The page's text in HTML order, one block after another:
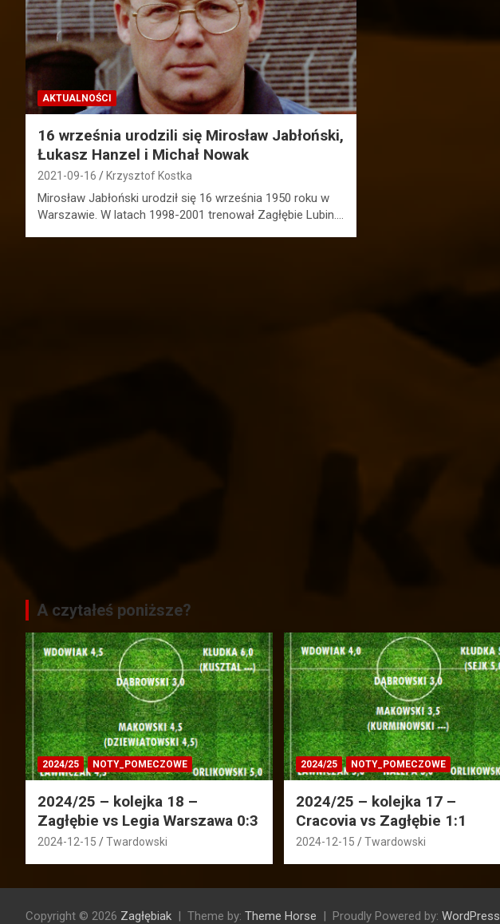
AKTUALNOŚCI
16 września urodzili się Mirosław Jabłoński,
Łukasz Hanzel i Michał Nowak
2021-09-16 Krzysztof Kostka
Mirosław Jabłoński urodził się 16 września 1950 roku w
Warszawie. W latach 1998-2001 trenował Zagłębie Lubin.…
A czytałeś poniższe?
2024/25 NOTY_POMECZOWE
2024/25 – kolejka 18 –
Zagłębie vs Legia Warszawa 0:3
2024-12-15 Twardowski
2024/25 NOTY_POMECZOWE
2024/25 – kolejka 17 –
Cracovia vs Zagłębie 1:1
2024-12-15 Twardowski
Copyright © 2026 Zagłębiak Theme by: Theme Horse Proudly Powered by: WordPress